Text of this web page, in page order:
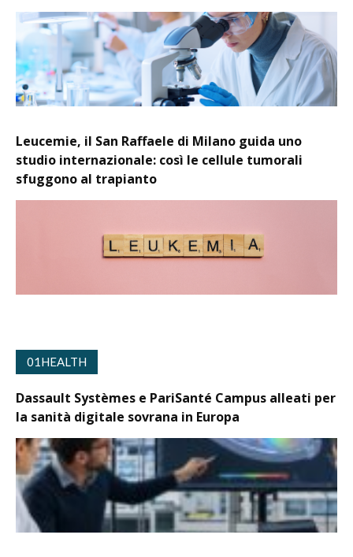
Leucemie, il San Raffaele di Milano guida uno
studio internazionale: così le cellule tumorali
sfuggono al trapianto
01HEALTH
Dassault Systèmes e PariSanté Campus alleati per
la sanità digitale sovrana in Europa